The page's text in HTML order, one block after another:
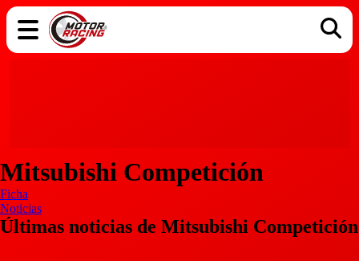
Mitsubishi Competición
Ficha
Noticias
Últimas noticias de Mitsubishi Competición